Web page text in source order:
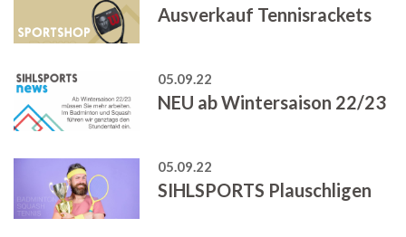
Ausverkauf Tennisrackets
05.09.22
NEU ab Wintersaison 22/23
05.09.22
SIHLSPORTS Plauschligen